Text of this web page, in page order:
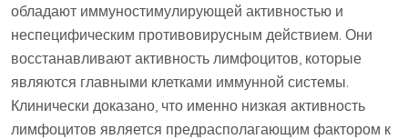
обладают иммуностимулирующей активностью и
неспецифическим противовирусным действием. Они
восстанавливают активность лимфоцитов, которые
являются главными клетками иммунной системы.
Клинически доказано, что именно низкая активность
лимфоцитов является предрасполагающим фактором к